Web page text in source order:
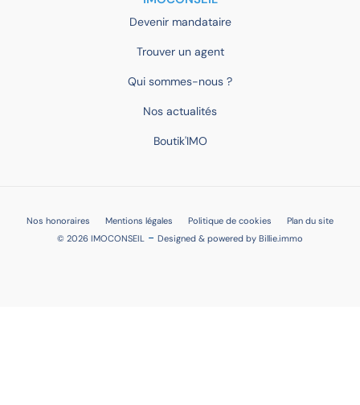
Devenir mandataire
Trouver un agent
Qui sommes-nous ?
Nos actualités
Boutik'IMO
Nos honoraires Mentions légales Politique de cookies
Plan du site
© 2026 IMOCONSEIL - Designed & powered by Billie.immo